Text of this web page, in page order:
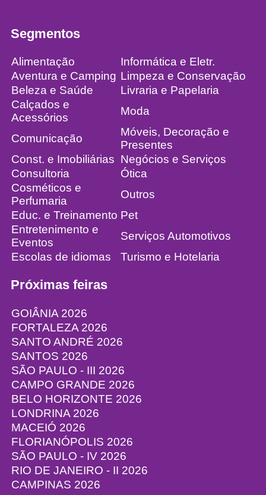
Segmentos
Alimentação
Informática e Eletr.
Aventura e Camping Limpeza e Conservação
Beleza e Saúde
Livraria e Papelaria
Calçados e
Acessórios
Moda
Comunicação
Móveis, Decoração e
Presentes
Const. e Imobiliárias Negócios e Serviços
Consultoria
Ótica
Cosméticos e
Perfumaria
Outros
Educ. e Treinamento Pet
Entretenimento e
Eventos
Serviços Automotivos
Escolas de idiomas
Turismo e Hotelaria
Próximas feiras
GOIÂNIA 2026
FORTALEZA 2026
SANTO ANDRÉ 2026
SANTOS 2026
SÃO PAULO - III 2026
CAMPO GRANDE 2026
BELO HORIZONTE 2026
LONDRINA 2026
MACEIÓ 2026
FLORIANÓPOLIS 2026
SÃO PAULO - IV 2026
RIO DE JANEIRO - II 2026
CAMPINAS 2026